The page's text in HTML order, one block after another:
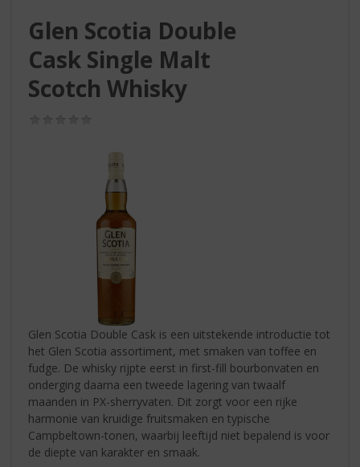
Glen Scotia Double
Cask Single Malt
Scotch Whisky
Glen Scotia Double Cask is een uitstekende introductie tot
het Glen Scotia assortiment, met smaken van toffee en
fudge. De whisky rijpte eerst in first-fill bourbonvaten en
onderging daarna een tweede lagering van twaalf
maanden in PX-sherryvaten. Dit zorgt voor een rijke
harmonie van kruidige fruitsmaken en typische
Campbeltown-tonen, waarbij leeftijd niet bepalend is voor
de diepte van karakter en smaak.